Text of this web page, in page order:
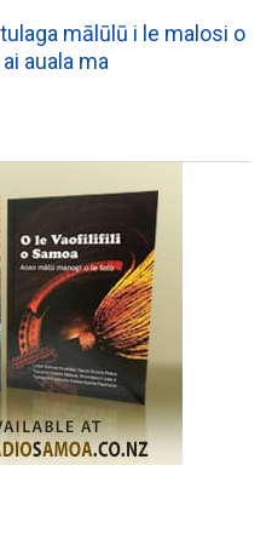
mālūlū i le malosi o
auala ma